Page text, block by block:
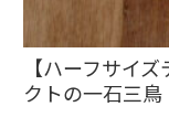
【ハーフサイ
クトの一石三鳥